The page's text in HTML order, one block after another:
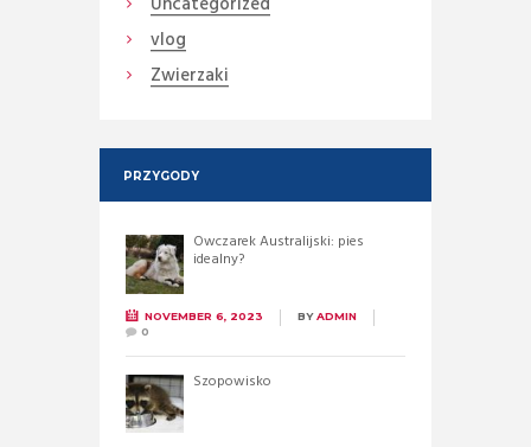
vlog
Zwierzaki
PRZYGODY
Owczarek Australijski: pies
idealny?
NOVEMBER 6, 2023 BYADMIN
0
Szopowisko